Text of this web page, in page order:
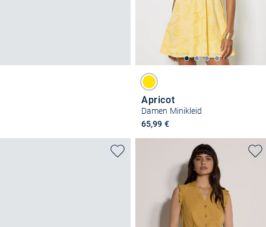
Apricot
Damen Minikleid
65,99 €